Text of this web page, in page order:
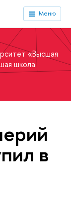
Меню
«Высшая
школа
в